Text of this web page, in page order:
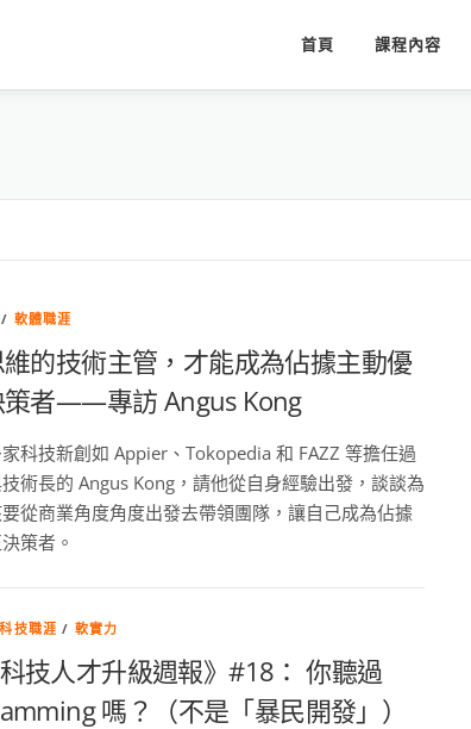
首頁 課程內容
/ 軟體職涯
的技術主管，才能成為佔據主動優
策者——專訪 Angus Kong
科技新創如 Appier、Tokopedia 和 FAZZ 等擔任過
術長的 Angus Kong，請他從自身經驗出發，談談為
從商業角度角度出發去帶領團隊，讓自己成為佔據
策者。
科技職涯 / 軟實力
科技人才升級週報》#18： 你聽過
嗎？（不是「暴民開發」）